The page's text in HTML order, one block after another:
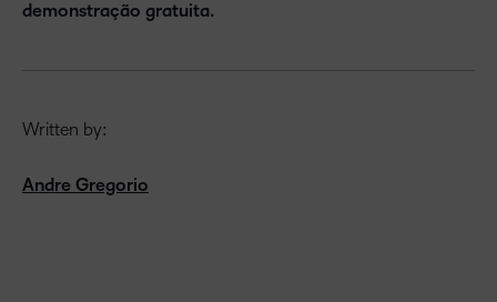
demonstração gratuita.
Written by:
Andre Gregorio